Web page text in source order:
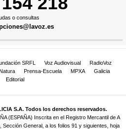
o consultas
SRFL Voz Audiovisual
RadioVoz
Prensa-Escuela MPXA
Galicia
Editorial
S.A. Todos los derechos reservados.
(ESPAÑA) Inscrita en el Registro Mercantil de A
Sección General, a los folios 91 y siguientes, hoja